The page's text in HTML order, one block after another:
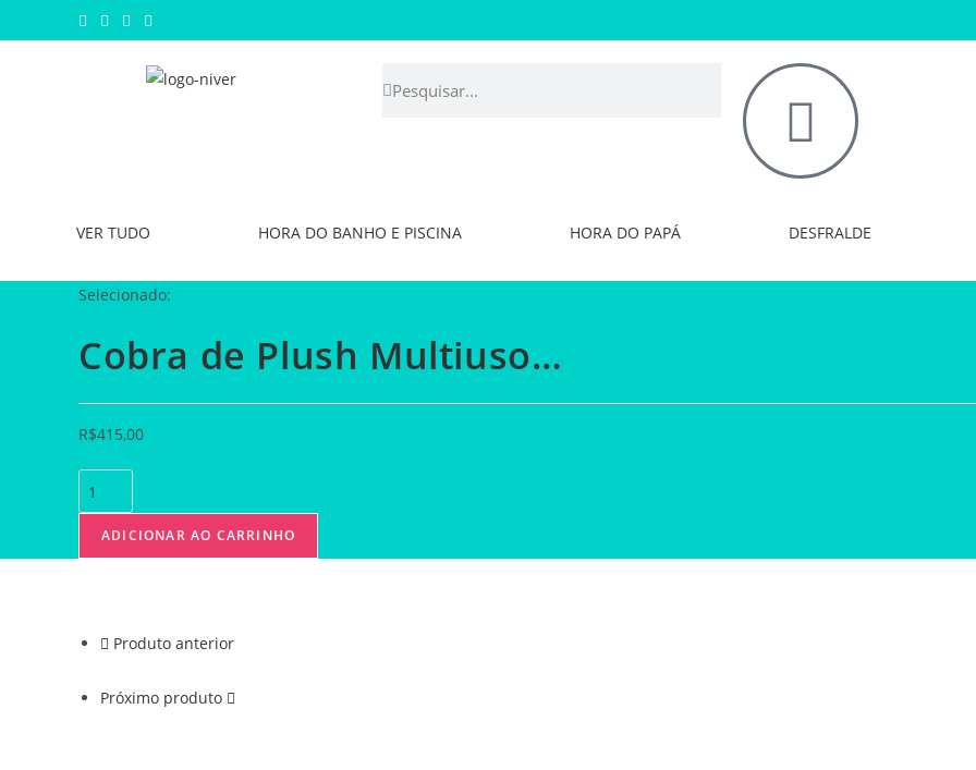
VER TUDO HORA DO BANHO E PISCINA HORA DO PAPÁ DESFRALDE
Selecionado:
Cobra de Plush Multiuso…
R$415,00
ADICIONAR AO CARRINHO
Produto anterior
Próximo produto